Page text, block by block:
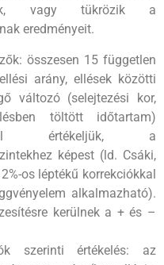
vagy tükrözik a
eredményeit.
összesen 15 független
arány, ellések közötti
változó (selejtezési kor,
töltött időtartam)
értékeljük, a
képest (ld. Csáki,
os léptékű korrekciókkal
alkalmazható).
kerülnek a + és –
szerinti értékelés: az